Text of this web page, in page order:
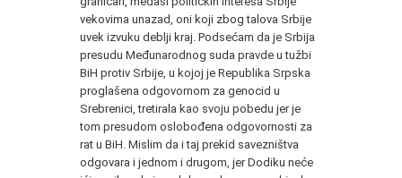
vekovima unazad, oni koji zbog talova Srbije
uvek izvuku deblji kraj. Podsećam da je Srbija
presudu Međunarodnog suda pravde u tužbi
BiH protiv Srbije, u kojoj je Republika Srpska
proglašena odgovornom za genocid u
Srebrenici, tretirala kao svoju pobedu jer je
tom presudom oslobođena odgovornosti za
rat u BiH. Mislim da i taj prekid savezništva
odgovara i jednom i drugom, jer Dodiku neće